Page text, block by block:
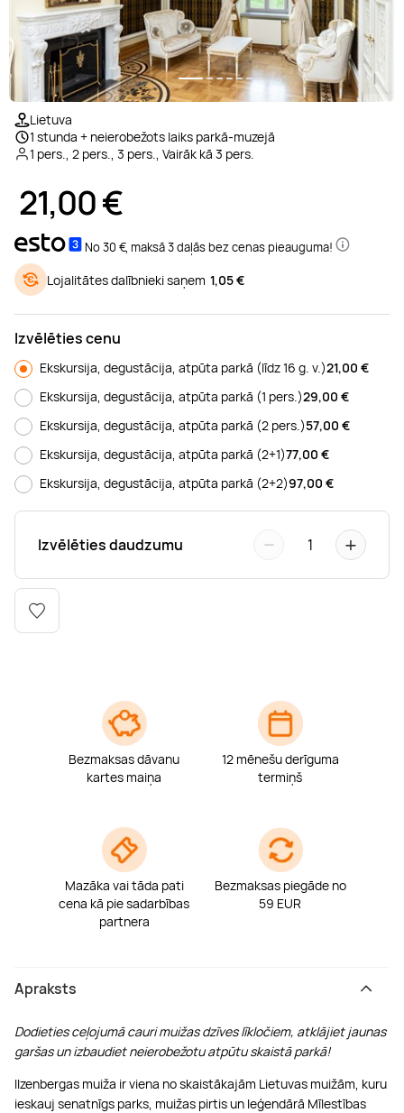
Relaksējoša masāža
Ārstnieciskā masāža
Sejas masāža
LPG masāža
Glempings
Atpūtas namiņi
SPA atpūta
Atpūta ārpus Rīgas
Deserts
Padel teniss
Izjādes ar zirgiem
Peintbols
Skvošs
Pārgājieni
Boulderings
Piedzīvojumu parki
Laivu noma
Daivings
Makšķerēšana
SUP noma
Ūdens motociklu noma
Citas ūdens izklaides
Pirts
Zobārstniecība
Hammam
Kriosauna
Solārijs
Brauciens ar bagiju
Floristikas kursi
Ziepju izgatavošana
Foto kursi
Online kursi
Smaržu darbnīca
Mūzikas nodarbības
Manikīrs
Pedikīrs
Dermapen
Liftings
Sejas procedūras
Tetovēšanas salons
Procedūras vīriešiem
Ekskursijas
Karikatūras
Preses abonementi
Ko darīt Siguldā
Ko darīt Ventspilī
1/7
Lietuva
1 stunda + neierobežots laiks parkā-muzejā
1 pers., 2 pers., 3 pers., Vairāk kā 3 pers.
21,00€
No 30 €, maksā 3 daļās bez cenas pieauguma!
Lojalitātes dalībnieki saņem 1,05 €
Izvēlēties cenu
Ekskursija, degustācija, atpūta parkā (līdz 16 g. v.)21,00 €
Ekskursija, degustācija, atpūta parkā (1 pers.)29,00 €
Ekskursija, degustācija, atpūta parkā (2 pers.)57,00 €
Ekskursija, degustācija, atpūta parkā (2+1)77,00 €
Ekskursija, degustācija, atpūta parkā (2+2)97,00 €
Izvēlēties daudzumu − 1 +
Bezmaksas dāvanu
kartes maiņa
12 mēnešu derīguma
termiņš
Mazāka vai tāda pati
cena kā pie sadarbības
partnera
Bezmaksas piegāde no
59 EUR
Apraksts
Dodieties ceļojumā cauri muižas dzīves līkločiem, atklājiet jaunas
garšas un izbaudiet neierobežotu atpūtu skaistā parkā!
Ilzenbergas muiža ir viena no skaistākajām Lietuvas muižām, kuru
ieskauj senatnīgs parks, muižas pirtis un leģendārā Mīlestības